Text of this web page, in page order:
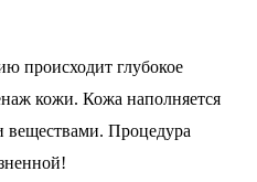
происходит глубокое
кожи. Кожа наполняется
веществами. Процедура